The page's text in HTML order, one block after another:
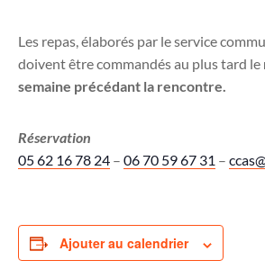
Les repas, élaborés par le service
doivent être commandés au plus tard le
semaine précédant la rencontre.
Réservation
05 62 16 78 24 – 06 70 59 67 31 –
Ajouter au calendrier